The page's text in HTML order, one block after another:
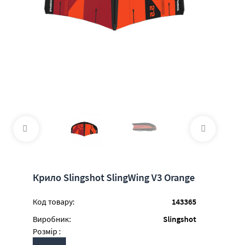
Крило Slingshot SlingWing V3 Orange
Код товару:
143365
Виробник:
Slingshot
Розмір :